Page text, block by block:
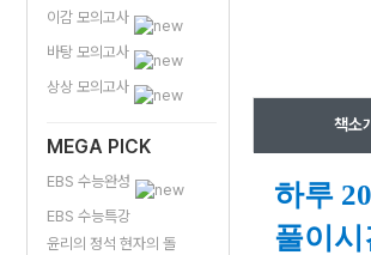
이감 모의고사
바탕 모의고사
상상 모의고사
MEGA PICK
EBS 수능완성
EBS 수능특강
윤리의 정석 현자의 돌
책소
하루
풀이시